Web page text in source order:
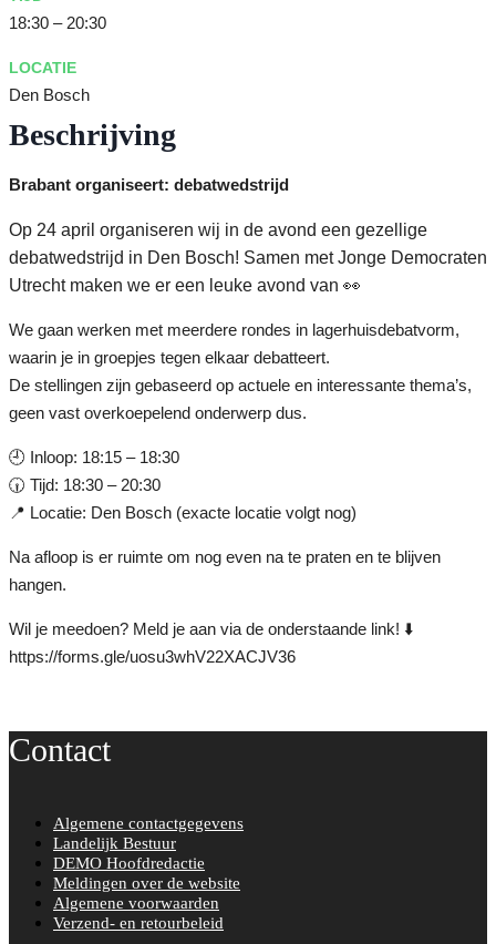
18:30 – 20:30
LOCATIE
Den Bosch
Beschrijving
Brabant organiseert: debatwedstrijd
Op 24 april organiseren wij in de avond een gezellige
debatwedstrijd in Den Bosch! Samen met Jonge Democraten
Utrecht maken we er een leuke avond van 👀
We gaan werken met meerdere rondes in lagerhuisdebatvorm,
waarin je in groepjes tegen elkaar debatteert.
De stellingen zijn gebaseerd op actuele en interessante thema’s,
geen vast overkoepelend onderwerp dus.
🕘 Inloop: 18:15 – 18:30
🕡 Tijd: 18:30 – 20:30
📍 Locatie: Den Bosch (exacte locatie volgt nog)
Na afloop is er ruimte om nog even na te praten en te blijven
hangen.
Wil je meedoen? Meld je aan via de onderstaande link! ⬇️
https://forms.gle/uosu3whV22XACJV36
Contact
Algemene contactgegevens
Landelijk Bestuur
DEMO Hoofdredactie
Meldingen over de website
Algemene voorwaarden
Verzend- en retourbeleid